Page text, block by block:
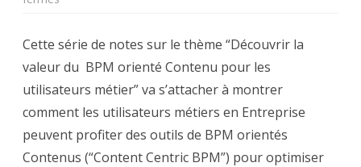
du
BPM
orienté
Contenu
pour
mettre
en
oeuvre
l’innovation
–
1
Cette série de notes sur le thème “Découvrir la
valeur du BPM orienté Contenu pour les
utilisateurs métier” va s’attacher à montrer
comment les utilisateurs métiers en Entreprise
peuvent profiter des outils de BPM orientés
Contenus (“Content Centric BPM”) pour optimiser